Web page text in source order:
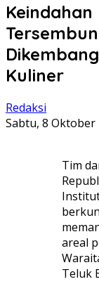
Keindahan
Kuliner
Redaksi
Sabtu, 8 Oktober
Tim
areal
Teluk